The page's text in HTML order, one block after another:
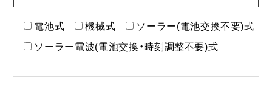
電池式 機械式
ソーラー(電池交換不要)式
ソーラー電波(電池交換・時刻調整不要)式